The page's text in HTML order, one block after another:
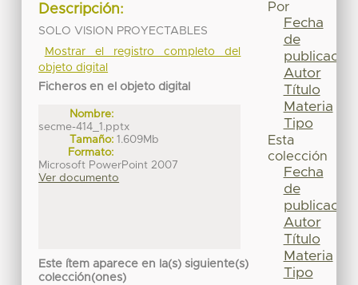
Descripción:
SOLO VISION PROYECTABLES
Mostrar el registro completo del
objeto digital
Ficheros en el objeto digital
Nombre:
secme-414_1.pptx
Tamaño: 1.609Mb
Formato:
Microsoft PowerPoint 2007
Ver documento
Este ítem aparece en la(s) siguiente(s)
colección(ones)
Por
Fecha
de
publicación
Autor
Título
Materia
Tipo
Esta
colección
Fecha
de
publicación
Autor
Título
Materia
Tipo